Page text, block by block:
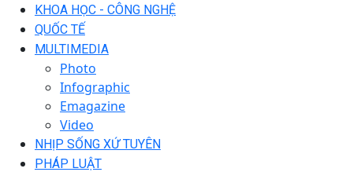
KHOA HỌC - CÔNG NGHỆ
QUỐC TẾ
MULTIMEDIA
Photo
Infographic
Emagazine
Video
NHỊP SỐNG XỨ TUYÊN
PHÁP LUẬT